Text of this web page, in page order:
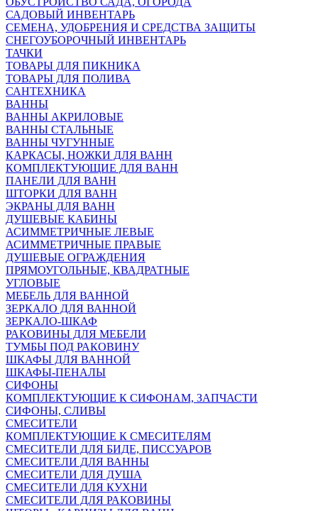
САДОВЫЙ ИНВЕНТАРЬ
СЕМЕНА, УДОБРЕНИЯ И СРЕДСТВА ЗАЩИТЫ
СНЕГОУБОРОЧНЫЙ ИНВЕНТАРЬ
ТАЧКИ
ТОВАРЫ ДЛЯ ПИКНИКА
ТОВАРЫ ДЛЯ ПОЛИВА
САНТЕХНИКА
ВАННЫ
ВАННЫ АКРИЛОВЫЕ
ВАННЫ СТАЛЬНЫЕ
ВАННЫ ЧУГУННЫЕ
КАРКАСЫ, НОЖКИ ДЛЯ ВАНН
КОМПЛЕКТУЮЩИЕ ДЛЯ ВАНН
ПАНЕЛИ ДЛЯ ВАНН
ШТОРКИ ДЛЯ ВАНН
ЭКРАНЫ ДЛЯ ВАНН
ДУШЕВЫЕ КАБИНЫ
АСИММЕТРИЧНЫЕ ЛЕВЫЕ
АСИММЕТРИЧНЫЕ ПРАВЫЕ
ДУШЕВЫЕ ОГРАЖДЕНИЯ
ПРЯМОУГОЛЬНЫЕ, КВАДРАТНЫЕ
УГЛОВЫЕ
МЕБЕЛЬ ДЛЯ ВАННОЙ
ЗЕРКАЛО ДЛЯ ВАННОЙ
ЗЕРКАЛО-ШКАФ
РАКОВИНЫ ДЛЯ МЕБЕЛИ
ТУМБЫ ПОД РАКОВИНУ
ШКАФЫ ДЛЯ ВАННОЙ
ШКАФЫ-ПЕНАЛЫ
СИФОНЫ
КОМПЛЕКТУЮЩИЕ К СИФОНАМ, ЗАПЧАСТИ
СИФОНЫ, СЛИВЫ
СМЕСИТЕЛИ
КОМПЛЕКТУЮЩИЕ К СМЕСИТЕЛЯМ
СМЕСИТЕЛИ ДЛЯ БИДЕ, ПИССУАРОВ
СМЕСИТЕЛИ ДЛЯ ВАННЫ
СМЕСИТЕЛИ ДЛЯ ДУША
СМЕСИТЕЛИ ДЛЯ КУХНИ
СМЕСИТЕЛИ ДЛЯ РАКОВИНЫ